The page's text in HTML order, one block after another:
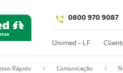
0800 970 9087
Unimed - LF
Rápido Comunicação